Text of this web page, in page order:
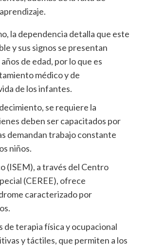
la dependencia detalla que este
y sus signos se presentan
de edad, por lo que es
médico y de
de los infantes.
se requiere la
deben ser capacitados por
demandan trabajo constante
niños.
(ISEM), a través del Centro
(CEREE), ofrece
caracterizado por
de terapia física y ocupacional
y táctiles, que permiten a los